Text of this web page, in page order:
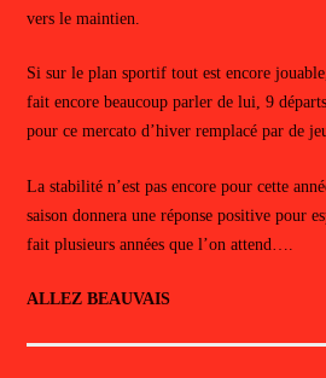
vers le maintien.
Si sur le plan sportif tout est encore
fait encore beaucoup parler de lui, 9
pour ce mercato d’hiver remplacé par de
La stabilité n’est pas encore pour cette
saison donnera une réponse positive pour
fait plusieurs années que l’on attend….
ALLEZ BEAUVAIS